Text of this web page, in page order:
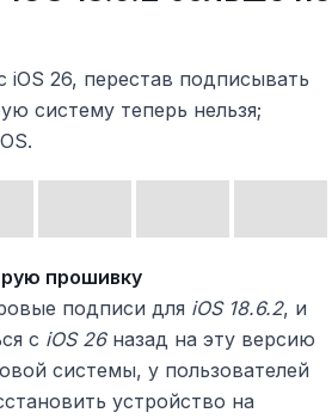
26, перестав подписывать
систему теперь нельзя;
прошивку
подписи для iOS 18.6.2, и
с iOS 26назад на эту версию
системы, у пользователей
устройство на